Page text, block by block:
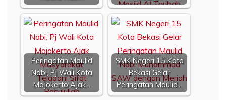
Peringatan Maulid
Nabi, Pj Wali Kota
Mojokerto Ajak…
SMK Negeri 15 Kota
Bekasi Gelar
Peringatan Maulid…